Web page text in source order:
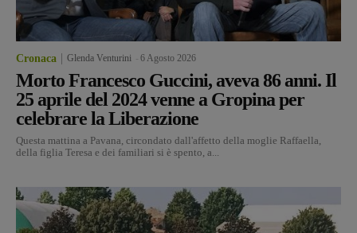
Cronaca Glenda Venturini 6 Agosto 2026
Morto Francesco Guccini, aveva 86 anni. Il
25 aprile del 2024 venne a Gropina per
celebrare la Liberazione
Questa mattina a Pavana, circondato dall'affetto della moglie Raffaella,
della figlia Teresa e dei familiari si è spento, a...